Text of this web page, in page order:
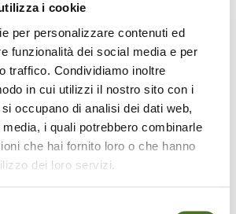
i cookie
per personalizzare contenuti ed
funzionalità dei social media e per
traffico. Condividiamo inoltre
in cui utilizzi il nostro sito con i
occupano di analisi dei dati web,
i quali potrebbero combinarle
che hai fornito loro o che hanno
dei loro servizi.
direttrice del Dipartimento
Energetica di ENEA - “Siamo
i canali che i due nuovi partner
comunicazione contribuiranno ad
possibilità di conseguire eccellenti
alla diffusione di una corretta
sulla necessità di adottare
nell’ambito del risparmio